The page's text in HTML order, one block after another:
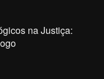
na Justiça: